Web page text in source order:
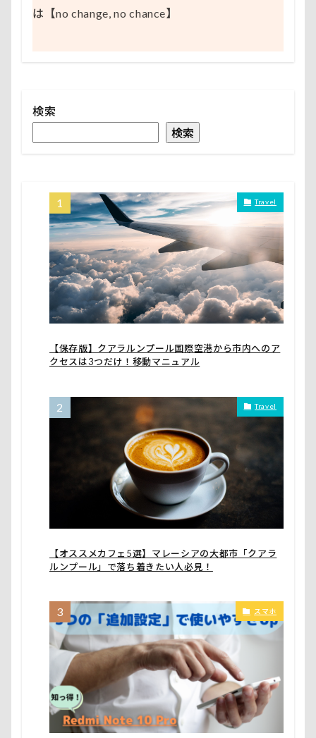
は【no change, no chance】
検索
検索
Travel
【保存版】クアラルンプール国際空港から市内へのア
クセスは3つだけ！移動マニュアル
Travel
【オススメカフェ5選】マレーシアの大都市「クアラ
ルンプール」で落ち着きたい人必見！
スマホ